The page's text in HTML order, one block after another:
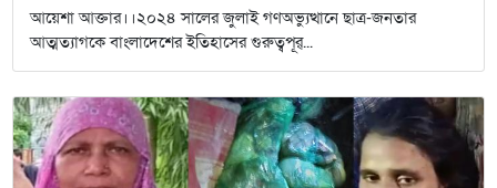
আয়েশা আক্তার।।২০২৪ সালের জুলাই গণঅভ্যুত্থানে ছাত্র-জনতার
আত্মত্যাগকে বাংলাদেশের ইতিহাসের গুরুত্বপূর্...